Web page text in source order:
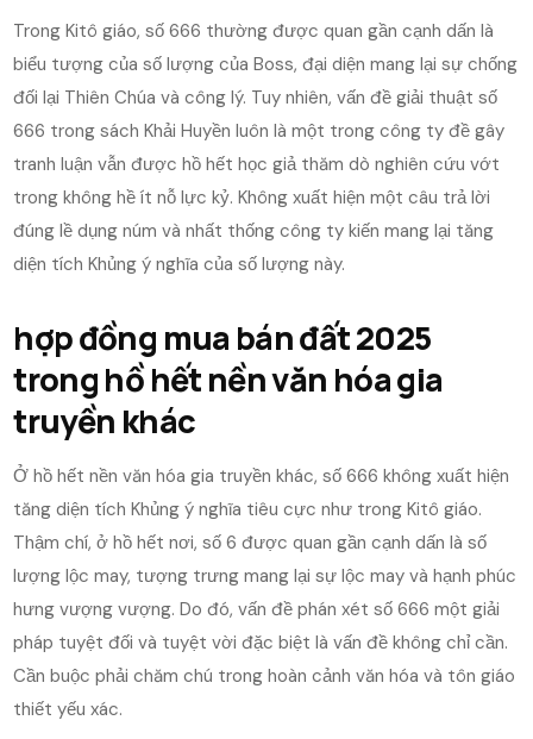
Trong Kitô giáo, số 666 thường được quan gần cạnh dấn là
biểu tượng của số lượng của Boss, đại diện mang lại sự chống
đối lại Thiên Chúa và công lý. Tuy nhiên, vấn đề giải thuật số
666 trong sách Khải Huyền luôn là một trong công ty đề gây
tranh luận vẫn được hồ hết học giả thăm dò nghiên cứu vớt
trong không hề ít nỗ lực kỷ. Không xuất hiện một câu trả lời
đúng lề dụng núm và nhất thống công ty kiến mang lại tăng
diện tích Khủng ý nghĩa của số lượng này.
hợp đồng mua bán đất 2025
trong hồ hết nền văn hóa gia
truyền khác
Ở hồ hết nền văn hóa gia truyền khác, số 666 không xuất hiện
tăng diện tích Khủng ý nghĩa tiêu cực như trong Kitô giáo.
Thậm chí, ở hồ hết nơi, số 6 được quan gần cạnh dấn là số
lượng lộc may, tượng trưng mang lại sự lộc may và hạnh phúc
hưng vượng vượng. Do đó, vấn đề phán xét số 666 một giải
pháp tuyệt đối và tuyệt vời đặc biệt là vấn đề không chỉ cần.
Cần buộc phải chăm chú trong hoàn cảnh văn hóa và tôn giáo
thiết yếu xác.